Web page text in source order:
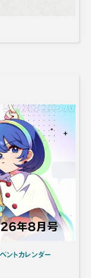
ントカレンダー